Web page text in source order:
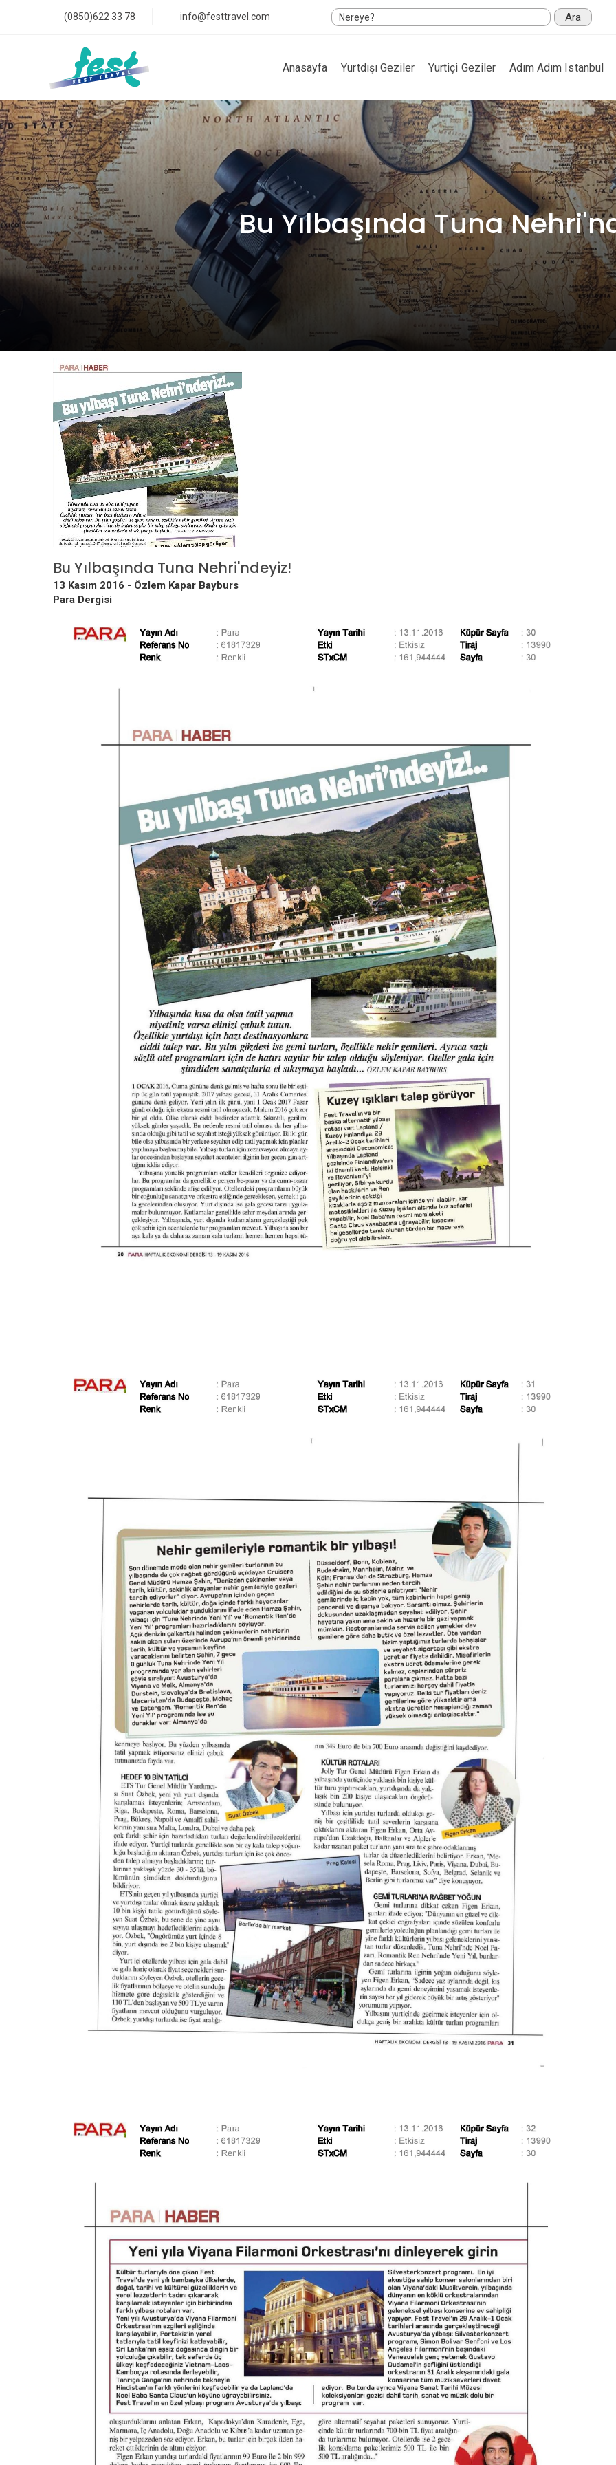
(0850)622 33 78 info@festtravel.com Ara
Anasayfa Yurtdışı Geziler Yurtiçi Geziler Adım Adım Istanbul
Bu Yılbaşında Tuna
Bu Yılbaşında Tuna Nehri'ndeyiz!
13 Kasım 2016 - Özlem Kapar Bayburs
Para Dergisi